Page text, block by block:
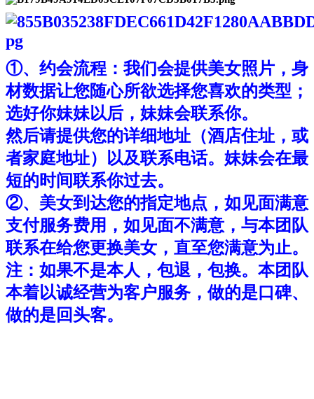
①、约会流程：我们会提供美女照片，身
材数据让您随心所欲选择您喜欢的类型；
选好你妹妹以后，妹妹会联系你。
然后请提供您的详细地址（酒店住址，或
者家庭地址）以及联系电话。妹妹会在最
短的时间联系你过去。
②、美女到达您的指定地点，如见面满意
支付服务费用，如见面不满意，与本团队
联系在给您更换美女，直至您满意为止。
注：如果不是本人，包退，包换。本团队
本着以诚经营为客户服务，做的是口碑、
做的是回头客。